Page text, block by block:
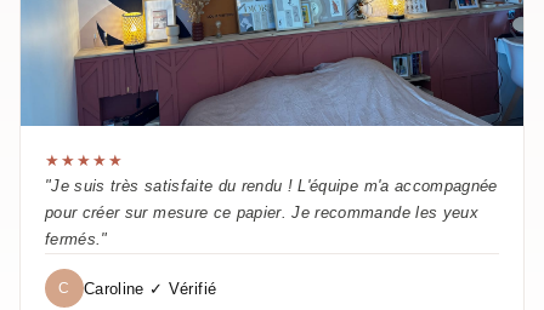
★★★★★
"Je suis très satisfaite du rendu ! L'équipe m'a accompagnée
pour créer sur mesure ce papier. Je recommande les yeux
fermés."
C Caroline ✓ Vérifié